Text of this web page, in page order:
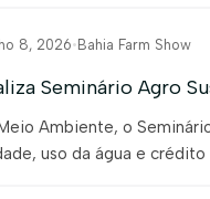
8, 2026• Bahia Farm Show
Seminário Agro
Ambiente, o
uso da água e